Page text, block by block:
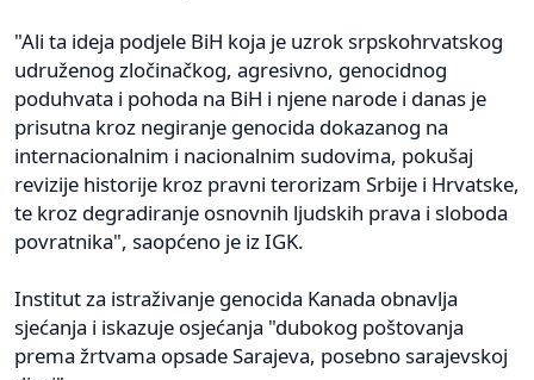
"Ali ta ideja podjele BiH koja je uzrok srpskohrvatskog
udruženog zločinačkog, agresivno, genocidnog
poduhvata i pohoda na BiH i njene narode i danas je
prisutna kroz negiranje genocida dokazanog na
internacionalnim i nacionalnim sudovima, pokušaj
revizije historije kroz pravni terorizam Srbije i Hrvatske,
te kroz degradiranje osnovnih ljudskih prava i sloboda
povratnika", saopćeno je iz IGK.
Institut za istraživanje genocida Kanada obnavlja
sjećanja i iskazuje osjećanja "dubokog poštovanja
prema žrtvama opsade Sarajeva, posebno sarajevskoj